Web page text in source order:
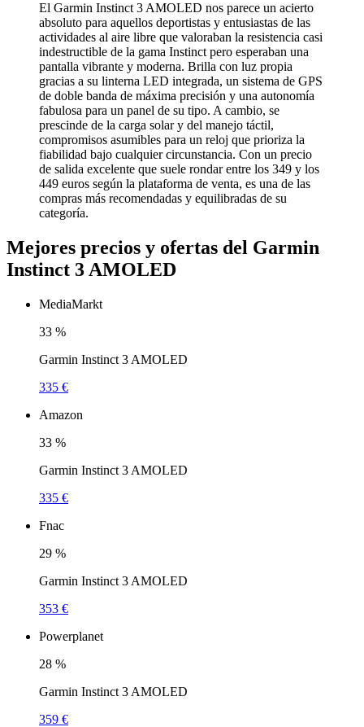
El Garmin Instinct 3 AMOLED nos parece un acierto
absoluto para aquellos deportistas y entusiastas de las
actividades al aire libre que valoraban la resistencia casi
indestructible de la gama Instinct pero esperaban una
pantalla vibrante y moderna. Brilla con luz propia
gracias a su linterna LED integrada, un sistema de GPS
de doble banda de máxima precisión y una autonomía
fabulosa para un panel de su tipo. A cambio, se
prescinde de la carga solar y del manejo táctil,
compromisos asumibles para un reloj que prioriza la
fiabilidad bajo cualquier circunstancia. Con un precio
de salida excelente que suele rondar entre los 349 y los
449 euros según la plataforma de venta, es una de las
compras más recomendadas y equilibradas de su
categoría.
Mejores precios y ofertas del Garmin
Instinct 3 AMOLED
MediaMarkt
33 %
Garmin Instinct 3 AMOLED
335 €
Amazon
33 %
Garmin Instinct 3 AMOLED
335 €
Fnac
29 %
Garmin Instinct 3 AMOLED
353 €
Powerplanet
28 %
Garmin Instinct 3 AMOLED
359 €